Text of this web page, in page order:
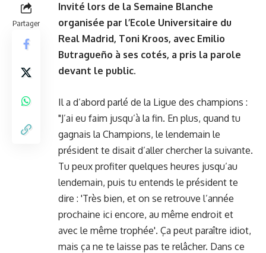
Partager
Invité lors de la Semaine Blanche
organisée par l’Ecole Universitaire du
Real Madrid, Toni Kroos, avec Emilio
Butragueño à ses cotés, a pris la parole
devant le public.
Il a d’abord parlé de la Ligue des champions :
"J’ai eu faim jusqu’à la fin. En plus, quand tu
gagnais la Champions, le lendemain le
président te disait d’aller chercher la suivante.
Tu peux profiter quelques heures jusqu’au
lendemain, puis tu entends le président te
dire : 'Très bien, et on se retrouve l’année
prochaine ici encore, au même endroit et
avec le même trophée'. Ça peut paraître idiot,
mais ça ne te laisse pas te relâcher. Dans ce